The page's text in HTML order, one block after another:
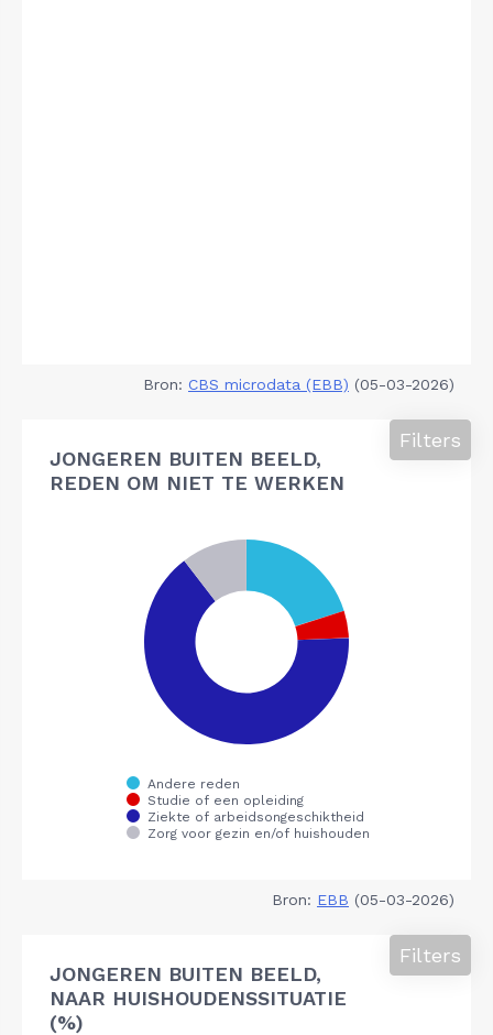
Bron: CBS microdata (EBB) (05-03-2026)
JONGEREN BUITEN BEELD,
REDEN OM NIET TE WERKEN
Filters
Bron: EBB (05-03-2026)
JONGEREN BUITEN BEELD,
NAAR HUISHOUDENSSITUATIE
(%)
Filters